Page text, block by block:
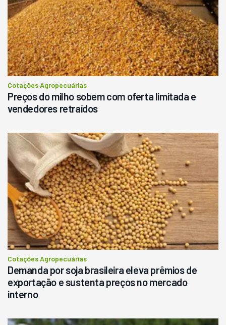
Cotações Agropecuárias
Preços do milho sobem com oferta limitada e
vendedores retraídos
Cotações Agropecuárias
Demanda por soja brasileira eleva prêmios de
exportação e sustenta preços no mercado
interno